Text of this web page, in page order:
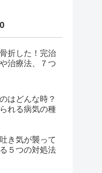
折した！完治
治療法、７つ
はどんな時？
れる病気の種
き気が襲って
５つの対処法